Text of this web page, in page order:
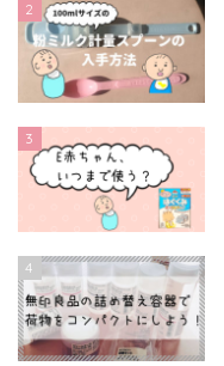
2
3
4